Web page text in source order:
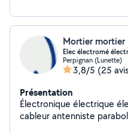
Mortier mortier
Elec électromé
Perpignan (Lunette)
3,8/5 (25
Présentation
Électronique électrique
cableur antenniste